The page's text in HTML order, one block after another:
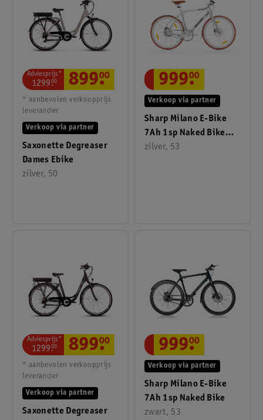
Saxonette Degreaser
Dames Ebike
zilver, 50
Verkoop via partner
Adviesprijs*
1299.
00 899.
00
* aanbevolen verkoopprijs
leverancier
Sharp Milano E-Bike
7Ah 1sp Naked Bike
Zilver
zilver, 53
Verkoop via partner
999.
00
Saxonette Degreaser
Verkoop via partner
Adviesprijs*
1299.
00 899.
00
* aanbevolen verkoopprijs
leverancier
Sharp Milano E-Bike
7Ah 1sp Naked Bike
zwart, 53
Verkoop via partner
999.
00